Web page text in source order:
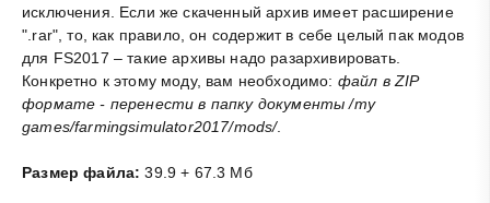
исключения. Если же скаченный архив имеет расширение
".rar", то, как правило, он содержит в себе целый пак модов
для FS2017 – такие архивы надо разархивировать.
Конкретно к этому моду, вам необходимо: файл в ZIP
формате - перенести в папку документы /my
games/farmingsimulator2017/mods/.
Размер файла: 39.9 + 67.3 Мб